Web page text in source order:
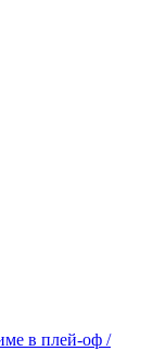
в плей-оф /